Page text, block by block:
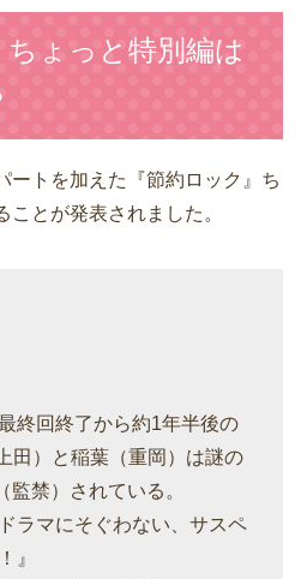
ちょっと特別編は
ートを加えた『節約ロック』ち
ことが発表されました。
終回終了から約1年半後の
田）と稲葉（重岡）は謎の
禁）されている。
ラマにそぐわない、サスペ
』